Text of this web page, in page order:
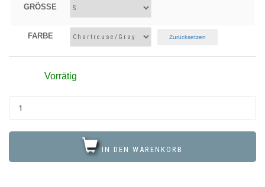
GRÖSSE
FARBE Zurücksetzen
Vorrätig
IN DEN WARENKORB